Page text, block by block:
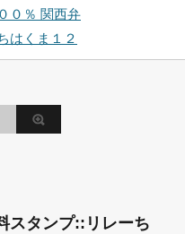
０％ 関西弁
はくま１２
スタンプ::リレーち